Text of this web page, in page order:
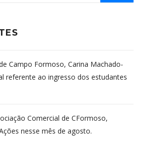
Campo Formoso, Carina Machado-
referente ao ingresso dos estudantes
Comercial de CFormoso,
nesse mês de agosto.